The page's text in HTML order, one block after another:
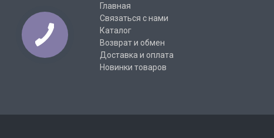
Главная
Связаться с нами
Каталог
Возврат и обмен
Доставка и оплата
Новинки товаров